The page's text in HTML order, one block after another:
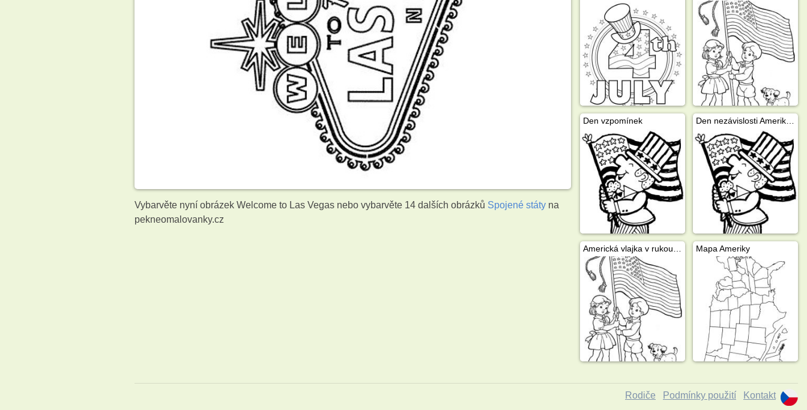
Vybarvěte nyní obrázek Welcome to Las Vegas nebo vybarvěte 14 dalších obrázků Spojené státy na
pekneomalovanky.cz
Den vzpomínek Den nezávislosti Ameriky 4. července
Mapa Ameriky
Rodiče Podmínky použití Kontakt